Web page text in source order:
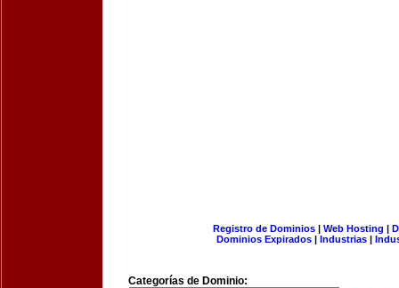
Registro de Dominios| Web Hosting |
Dominios Expirados | Industrias |
Categorías de Dominio: